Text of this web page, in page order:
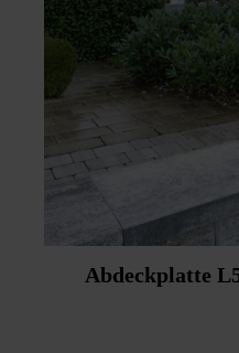
Innenseiten von Zäunen
unterschiedlich gestaltet
Für den platin-
in Platin dunkel zur
nuancierten Zaunstein
(Abdeckplatte nicht in
nuanciert erhältlich).
Um die Reinigung zu
Steinwerke die
Duoprotect DP30
Abdeckplatte